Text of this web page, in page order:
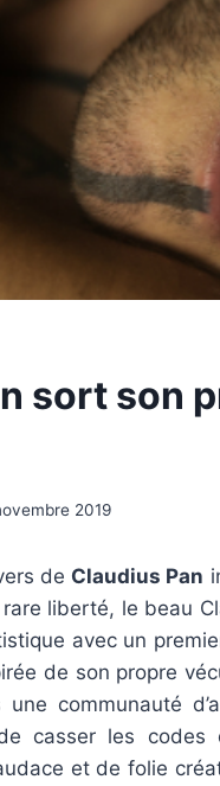
sort son
2019
de Claudius Pan
rare liberté, le beau
avec un
de son propre
communauté
casser les codes
et de folie